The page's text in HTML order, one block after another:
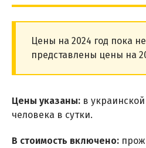
Цены на 2024 год пока
представлены цены на
Цены указаны: в
человека в сутки.
В стоимость включено: